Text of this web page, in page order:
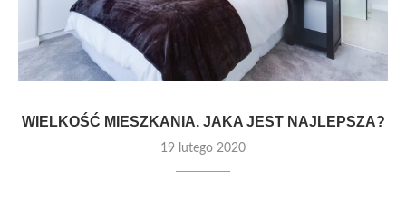
WIELKOŚĆ MIESZKANIA. JAKA JEST NAJLEPSZA?
19 lutego 2020